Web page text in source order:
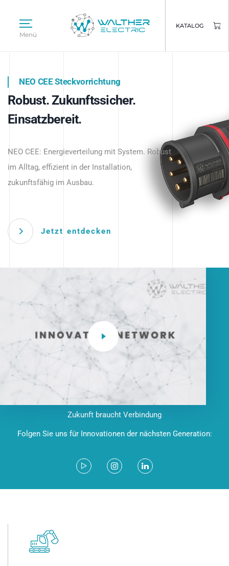
Menü
KATALOG
Intelligente Stromverteilung
beginnt hier.
NEO CEE Steckvorrichtung
Robust. Zukunftssicher.
Einsatzbereit.
NEO CEE: Energieverteilung mit System. Robust
im Alltag, effizient in der Installation,
zukunftsfähig im Ausbau.
Jetzt entdecken
Intelligenz trifft Energie.
Anwendungen – robust, IP-geschützt und
zukunftsfähig.
Zukunft braucht Verbindung
Folgen Sie uns für Innovationen der nächsten Generation: